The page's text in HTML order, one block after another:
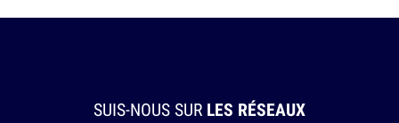
SUIS-NOUS SUR LES RÉSEAUX